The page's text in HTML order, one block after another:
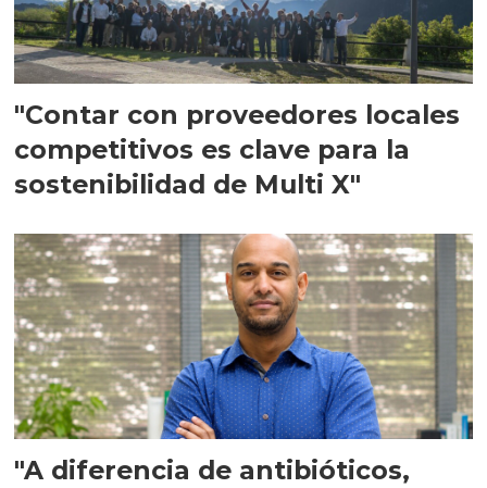
"Contar con proveedores locales
competitivos es clave para la
sostenibilidad de Multi X"
"A diferencia de antibióticos,